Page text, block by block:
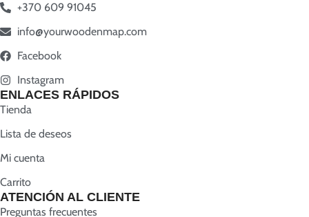
+370 609 91045
info@yourwoodenmap.com
Facebook
Instagram
ENLACES RÁPIDOS
Tienda
Lista de deseos
Mi cuenta
Carrito
ATENCIÓN AL CLIENTE
Preguntas frecuentes